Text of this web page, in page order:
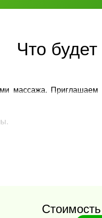
Что
массажа. Приглашаем
принести сменную